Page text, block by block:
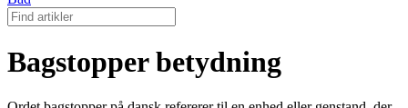
Bagstopper betydning